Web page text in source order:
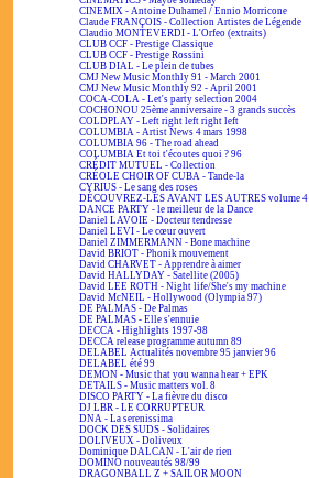
CINEMIX - Antoine Duhamel / Ennio Morricone
Claude FRANÇOIS - Collection Artistes de Légende
Claudio MONTEVERDI - L'Orfeo (extraits)
CLUB CCF - Prestige Classique
CLUB CCF - Prestige Rossini
CLUB DIAL - Le plein de tubes
CMJ New Music Monthly 91 - March 2001
CMJ New Music Monthly 92 - April 2001
COCA-COLA - Let's party selection 2004
COCHONOU 25ème anniversaire - 3 grands succès
COLDPLAY - Left right left right left
COLUMBIA - Artist News 4 mars 1998
COLUMBIA 96 - The road ahead
COLUMBIA Et toi t'écoutes quoi ? 96
CRÉDIT MUTUEL - Collection
CRÉOLE CHOIR OF CUBA - Tande-la
CYRIUS - Le sang des roses
DÉCOUVREZ-LES AVANT LES AUTRES volume 4
DANCE PARTY - le meilleur de la Dance
Daniel LAVOIE - Docteur tendresse
Daniel LEVI - Le cœur ouvert
Daniel ZIMMERMANN - Bone machine
David BRIOT - Phonik mouvement
David CHARVET - Apprendre à aimer
David HALLYDAY - Satellite (2005)
David LEE ROTH - Night life/She's my machine
David McNEIL - Hollywood (Olympia 97)
DE PALMAS - De Palmas
DE PALMAS - Elle s'ennuie
DECCA - Highlights 1997-98
DECCA release programme autumn 89
DELABEL Actualités novembre 95 janvier 96
DELABEL été 99
DEMON - Music that you wanna hear + EPK
DETAILS - Music matters vol. 8
DISCO PARTY - La fièvre du disco
DJ LBR - LE CORRUPTEUR
DNA - La serenissima
DOCK DES SUDS - Solidaires
DOLIVEUX - Doliveux
Dominique DALCAN - L'air de rien
DOMINO nouveautés 98/99
DRAGONBALL Z + SAILOR MOON